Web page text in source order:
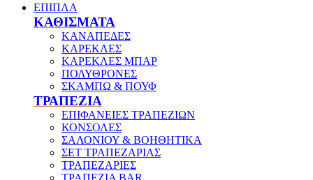
ΕΠΙΠΛΑ
ΚΑΘΙΣΜΑΤΑ
ΚΑΝΑΠΕΔΕΣ
ΚΑΡΕΚΛΕΣ
ΚΑΡΕΚΛΕΣ ΜΠΑΡ
ΠΟΛΥΘΡΟΝΕΣ
ΣΚΑΜΠΩ & ΠΟΥΦ
ΤΡΑΠΕΖΙΑ
ΕΠΙΦΑΝΕΙΕΣ ΤΡΑΠΕΖΙΩΝ
ΚΟΝΣΟΛΕΣ
ΣΑΛΟΝΙΟΥ & ΒΟΗΘΗΤΙΚΑ
ΣΕΤ ΤΡΑΠΕΖΑΡΙΑΣ
ΤΡΑΠΕΖΑΡΙΕΣ
ΤΡΑΠΕΖΙΑ BAR